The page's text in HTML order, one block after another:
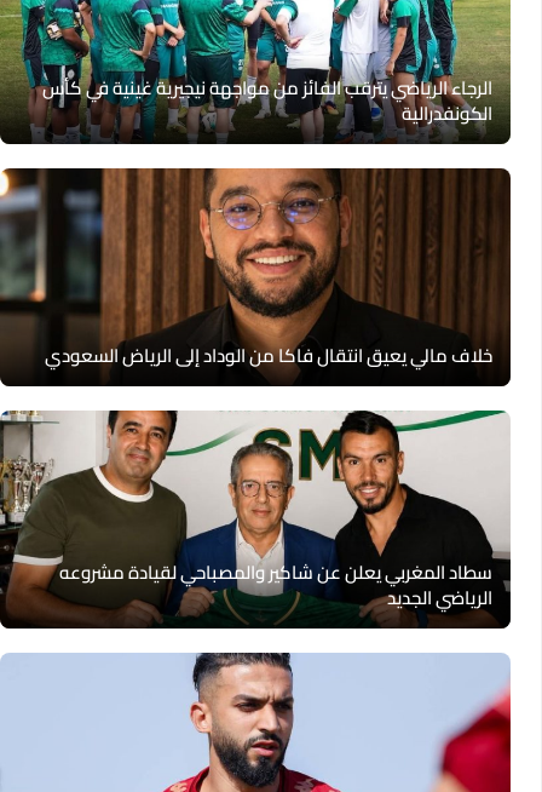
الرجاء الرياضي يترقب الفائز من مواجهة نيجيرية غينية في كأس
الكونفدرالية
خلاف مالي يعيق انتقال فاكا من الوداد إلى الرياض السعودي
سطاد المغربي يعلن عن شاكير والمصباحي لقيادة مشروعه
الرياضي الجديد